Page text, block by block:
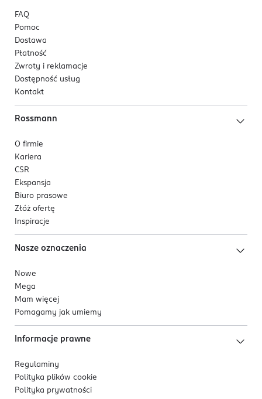
FAQ
Pomoc
Dostawa
Płatność
Zwroty i reklamacje
Dostępność usług
Kontakt
Rossmann
O firmie
Kariera
CSR
Ekspansja
Biuro prasowe
Złóż ofertę
Inspiracje
Nasze oznaczenia
Nowe
Mega
Mam więcej
Pomagamy jak umiemy
Informacje prawne
Regulaminy
Polityka plików cookie
Polityka prywatności